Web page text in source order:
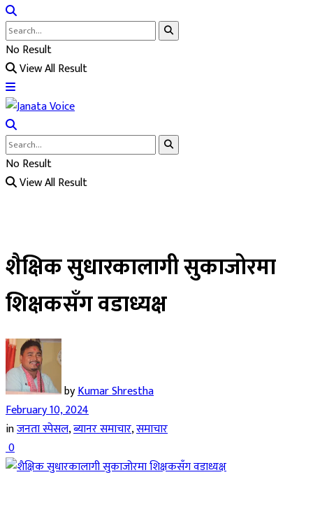
No Result
View All Result
No Result
View All Result
शैक्षिक सुधारकालागी सुकाजोरमा
शिक्षकसँग वडाध्यक्ष
byKumar Shrestha
February 10, 2024
inजनता स्पेसल,ब्यानर समाचार,समाचार
0